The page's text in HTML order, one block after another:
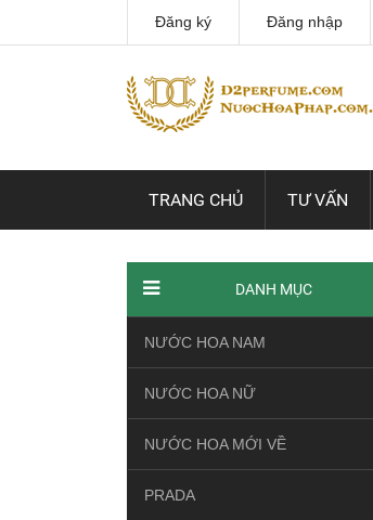
Đăng ký Đăng nhập
TRANG CHỦ TƯ VẤN
DANH MỤC
NƯỚC HOA NAM
NƯỚC HOA NỮ
NƯỚC HOA MỚI VỀ
PRADA